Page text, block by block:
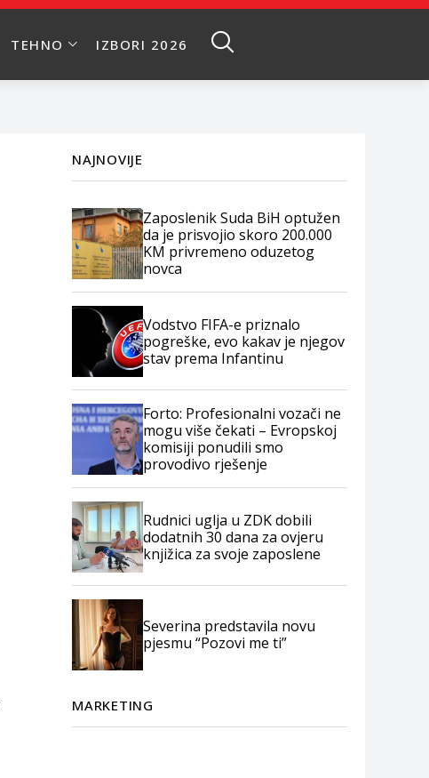
TEHNO IZBORI 2026
NAJNOVIJE
Zaposlenik Suda BiH optužen
da je prisvojio skoro 200.000
KM privremeno oduzetog
novca
Vodstvo FIFA-e priznalo
pogreške, evo kakav je njegov
stav prema Infantinu
Forto: Profesionalni vozači ne
mogu više čekati – Evropskoj
komisiji ponudili smo
provodivo rješenje
Rudnici uglja u ZDK dobili
dodatnih 30 dana za ovjeru
knjižica za svoje zaposlene
Severina predstavila novu
pjesmu “Pozovi me ti”
MARKETING